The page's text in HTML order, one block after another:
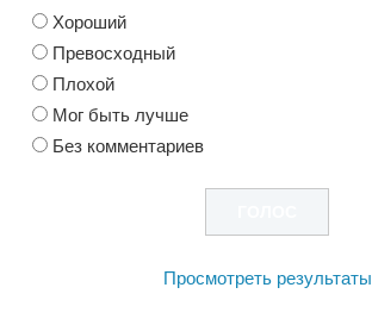
Хороший
Превосходный
Плохой
Мог быть лучше
Без комментариев
Просмотреть результаты